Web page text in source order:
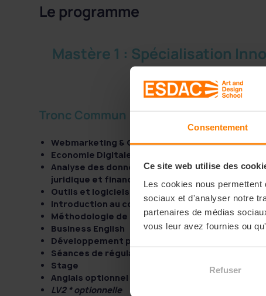
Consentement
Ce site web utilise des
Les cookies nous
sociaux et d'analyser notre
partenaires de médias
vous leur avez fournies ou
Refuser
Le programme
Mastère 1 : Spécialisation
Tronc Commun
Webmarketing & Communication I
Economie Digitale
Analyse des données et certification Google
juridique et financier
Outils et logiciels (3D, Catia…)
Introduction au code
Méthodologie de Recherche
Business English
Développement personnel et professionnel
Séances de régulations
Stage
Anglais optionnel
LV2 * optionnelle